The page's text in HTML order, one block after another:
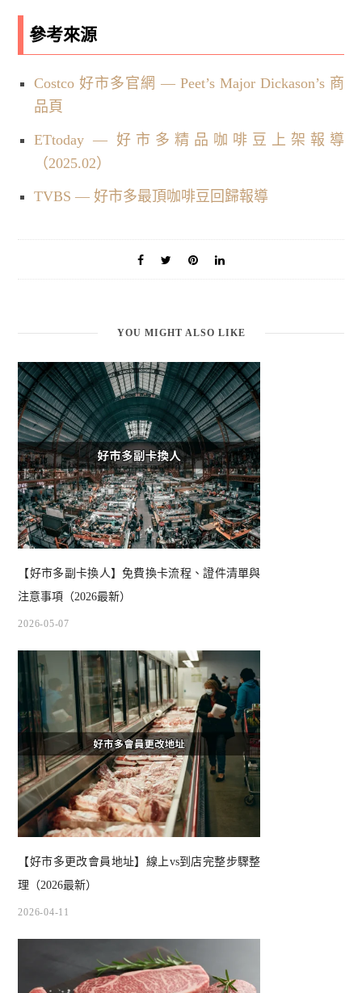
參考來源
Costco 好市多官網 — Peet’s Major Dickason’s 商
品頁
ETtoday — 好市多精品咖啡豆上架報導
（2025.02）
TVBS — 好市多最頂咖啡豆回歸報導
YOU MIGHT ALSO LIKE
【好市多副卡換人】免費換卡流程、證件清單與
注意事項（2026最新）
2026-05-07
【好市多更改會員地址】線上vs到店完整步驟整
理（2026最新）
2026-04-11